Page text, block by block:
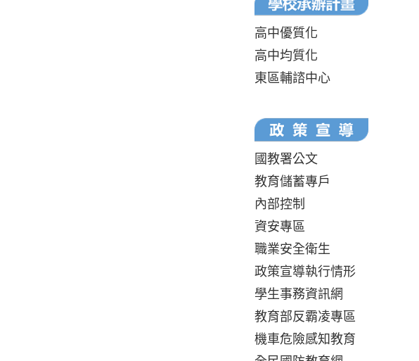
高中優質化
高中均質化
東區輔諮中心
國教署公文
教育儲蓄專戶
內部控制
資安專區
職業安全衛生
政策宣導執行情形
學生事務資訊網
教育部反霸凌專區
機車危險感知教育